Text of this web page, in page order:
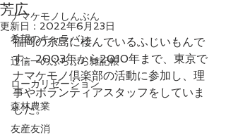
ナマケモノしんぶん
希望のキャラバン
辻信一のぶらぶら雑記帳
ローカリゼーション
森林農業
友産友消
芳広
更新日： 2022年6月23日
福岡の糸島に棲んでいるふじいもんで
す。2003年から2010年まで、東京で
ナマケモノ倶楽部の活動に参加し、理
事やボランティアスタッフをしていま
した。